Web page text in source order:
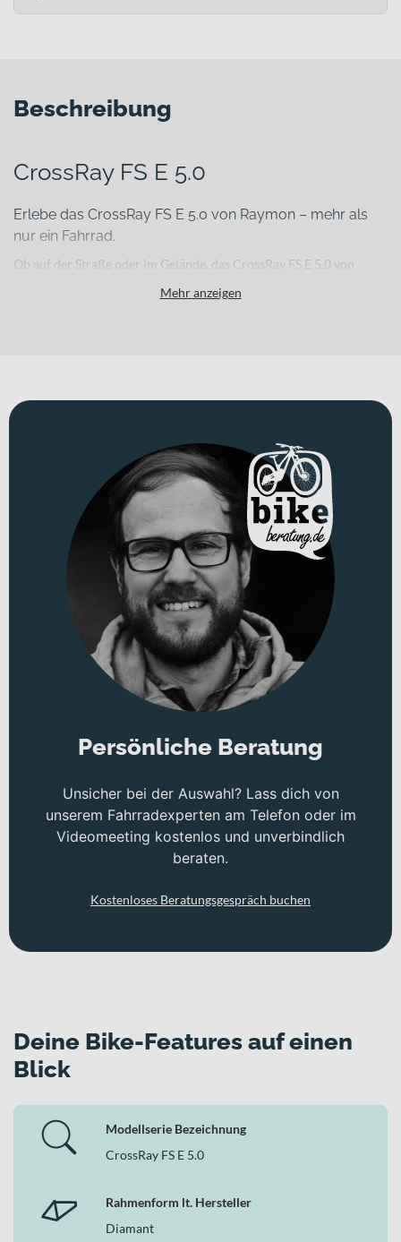
Beschreibung
CrossRay FS E 5.0
Erlebe das CrossRay FS E 5.0 von Raymon – mehr als
nur ein Fahrrad.
Ob auf der Straße oder im Gelände, das CrossRay FS E 5.0 von
Dir den nötigen Halt, während die Farbe grey / black / white matt
Mehr anzeigen
Persönliche Beratung
Unsicher bei der Auswahl? Lass dich von
unserem Fahrradexperten am Telefon oder im
Videomeeting kostenlos und unverbindlich
beraten.
Kostenloses Beratungsgespräch buchen
Deine Bike-Features auf einen
Blick
Modellserie Bezeichnung
CrossRay FS E 5.0
Rahmenform lt. Hersteller
Diamant